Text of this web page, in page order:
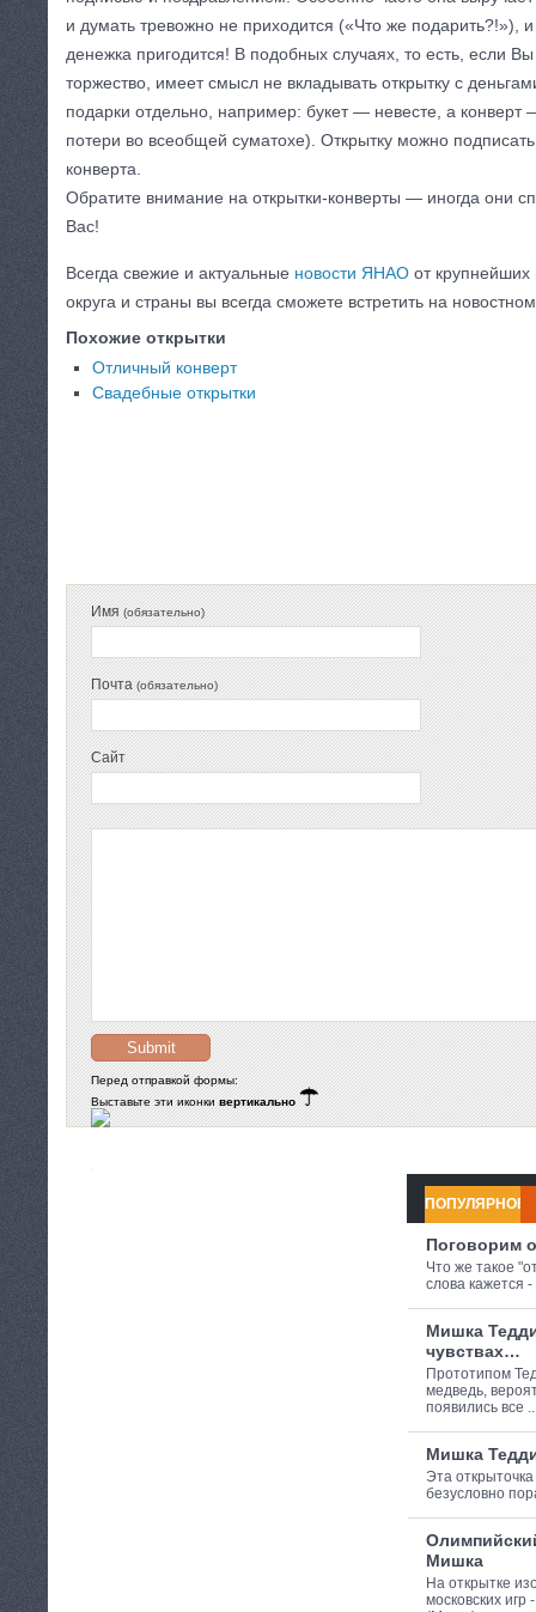
и думать тревожно не приходится («Что же
денежка пригодится! В подобных случаях, то есть, если
торжество, имеет смысл не вкладывать открытку с
подарки отдельно, например: букет — невесте, а
потери во всеобщей суматохе). Открытку можно
конверта.
Обратите внимание на открытки-конверты — иногда они
Вас!
Всегда свежие и актуальные новости ЯНАО от
округа и страны вы всегда сможете встретить на
Похожие открытки
Отличный конверт
Свадебные открытки
Имя(обязательно)
Почта(обязательно)
Сайт
Перед отправкой формы:
Выставьте эти иконкивертикально
ПОПУЛЯРНОЕ
Поговорим
Что же такое
слова кажется -
Мишка
чувствах…
Прототипом
медведь,
появились все
Мишка
Эта
безусловно
Мишка
На открытке
московских